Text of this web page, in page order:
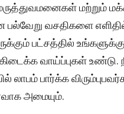
மற்றும்
வசதிகளை
பட்சத்தில்
வாய்ப்புகள்
லாபம் பார்க்க
அமையும்.